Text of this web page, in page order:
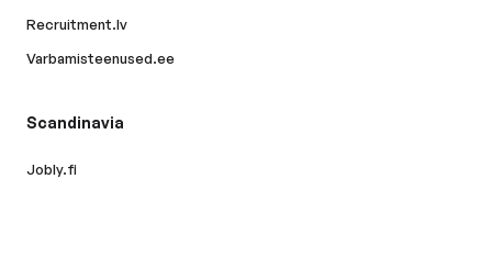
Recruitment.lv
Varbamisteenused.ee
Scandinavia
Jobly.fi